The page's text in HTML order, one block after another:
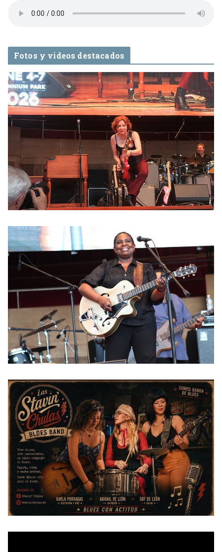
Fotos y videos destacados